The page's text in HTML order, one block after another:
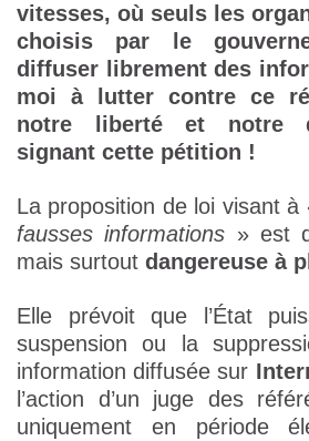
vitesses, où seuls les
choisis par le
diffuser librement des
moi à lutter contre ce
notre liberté et notre
signant cette pétition !
La proposition de loi visant
fausses informations » est
mais surtout dangereuse à
Elle prévoit que l’État
suspension ou la
information diffusée sur
l’action d’un juge des
uniquement en période